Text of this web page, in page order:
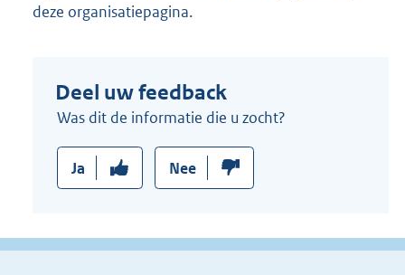
deze organisatiepagina.
Deel uw feedback
Was dit de informatie die u zocht?
Ja Nee